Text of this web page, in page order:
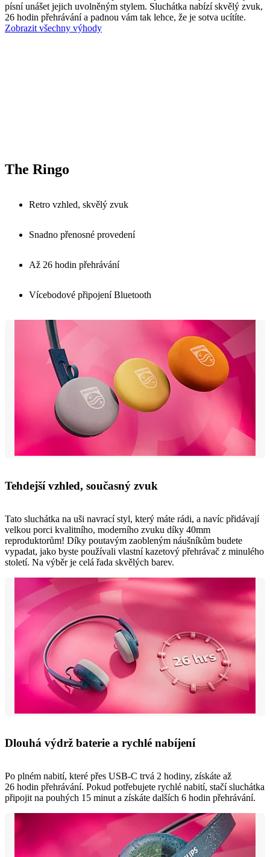
písní unášet jejich uvolněným stylem. Sluchátka nabízí skvělý zvuk,
26 hodin přehrávání a padnou vám tak lehce, že je sotva ucítíte.
Zobrazit všechny výhody
The Ringo
Retro vzhled, skvělý zvuk
Snadno přenosné provedení
Až 26 hodin přehrávání
Vícebodové připojení Bluetooth
Tehdejší vzhled, současný zvuk
Tato sluchátka na uši navrací styl, který máte rádi, a navíc přidávají
velkou porci kvalitního, moderního zvuku díky 40mm
reproduktorům! Díky poutavým zaobleným náušníkům budete
vypadat, jako byste používali vlastní kazetový přehrávač z minulého
století. Na výběr je celá řada skvělých barev.
Dlouhá výdrž baterie a rychlé nabíjení
Po plném nabití, které přes USB-C trvá 2 hodiny, získáte až
26 hodin přehrávání. Pokud potřebujete rychlé nabití, stačí sluchátka
připojit na pouhých 15 minut a získáte dalších 6 hodin přehrávání.